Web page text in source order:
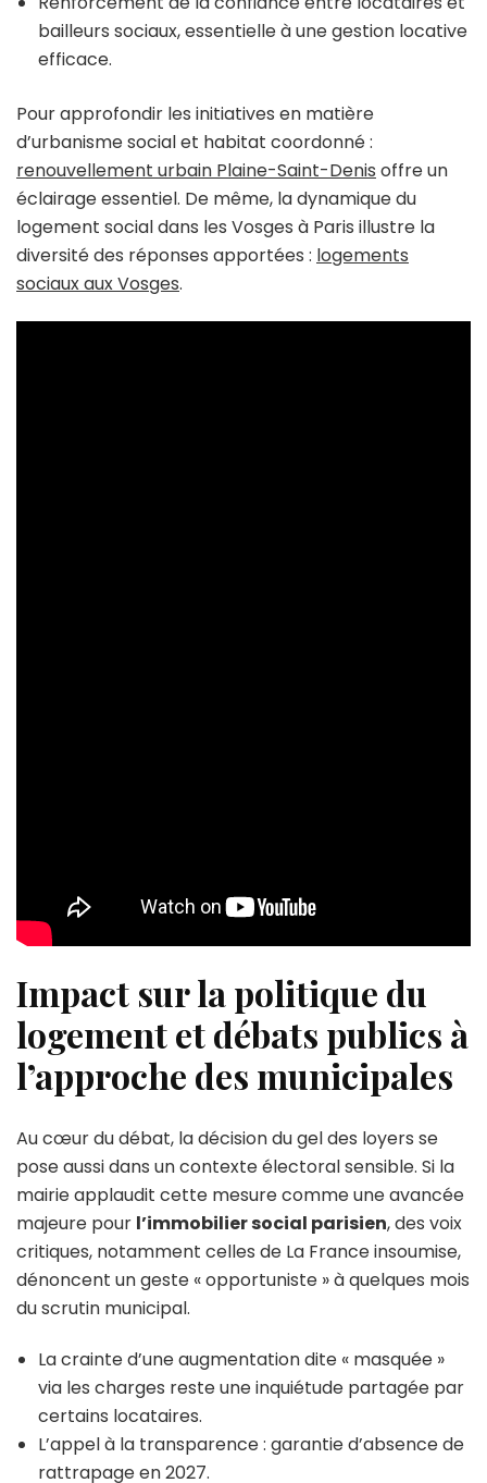
bailleurs sociaux, essentielle à une gestion locative
efficace.
Pour approfondir les initiatives en matière
d’urbanisme social et habitat coordonné :
renouvellement urbain Plaine-Saint-Denis offre un
éclairage essentiel. De même, la dynamique du
logement social dans les Vosges à Paris illustre la
diversité des réponses apportées : logements
sociaux aux Vosges.
Impact sur la politique du
logement et débats publics à
l’approche des municipales
Au cœur du débat, la décision du gel des loyers se
pose aussi dans un contexte électoral sensible. Si la
mairie applaudit cette mesure comme une avancée
majeure pour l’immobilier social parisien, des voix
critiques, notamment celles de La France insoumise,
dénoncent un geste « opportuniste » à quelques mois
du scrutin municipal.
La crainte d’une augmentation dite « masquée »
via les charges reste une inquiétude partagée par
certains locataires.
L’appel à la transparence : garantie d’absence de
rattrapage en 2027.